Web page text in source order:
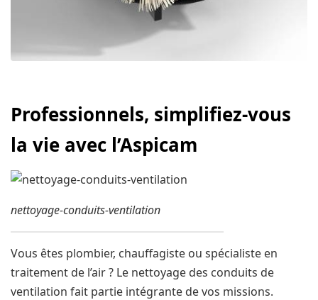
Professionnels, simplifiez-vous
la vie avec l’Aspicam
nettoyage-conduits-ventilation
Vous êtes plombier, chauffagiste ou spécialiste en
traitement de l’air ? Le nettoyage des conduits de
ventilation fait partie intégrante de vos missions.